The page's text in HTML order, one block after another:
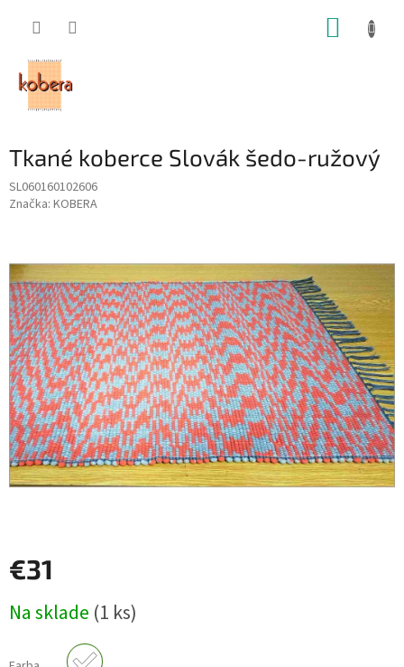
Tkané koberce Slovák šedo-ružový
SL060160102606
Značka: KOBERA
€31
cena:
Na sklade (1 ks)